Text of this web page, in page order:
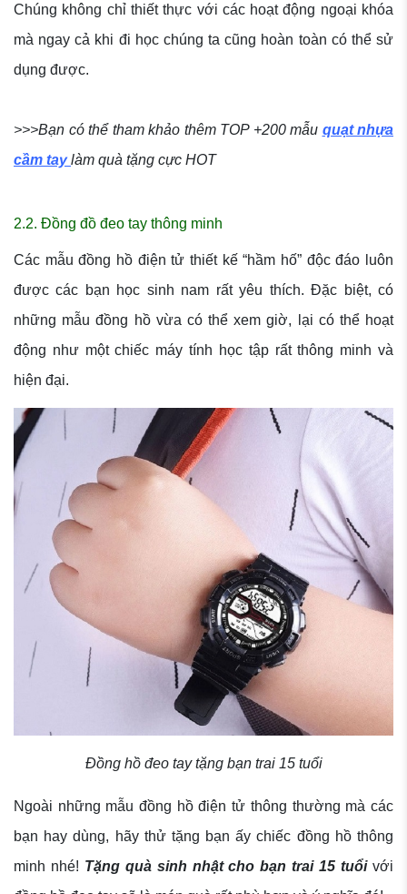
Chúng không chỉ thiết thực với các hoạt động ngoại khóa
mà ngay cả khi đi học chúng ta cũng hoàn toàn có thể sử
dụng được.
>>>Bạn có thể tham khảo thêm TOP +200 mẫu quạt nhựa
cầm taylàm quà tặng cực HOT
2.2. Đồng đồ đeo tay thông minh
Các mẫu đồng hồ điện tử thiết kế “hầm hố” độc đáo luôn
được các bạn học sinh nam rất yêu thích. Đặc biệt, có
những mẫu đồng hồ vừa có thể xem giờ, lại có thể hoạt
động như một chiếc máy tính học tập rất thông minh và
hiện đại.
Đồng hồ đeo tay tặng bạn trai 15 tuổi
Ngoài những mẫu đồng hồ điện tử thông thường mà các
bạn hay dùng, hãy thử tặng bạn ấy chiếc đồng hồ thông
minh nhé! Tặng quà sinh nhật cho bạn trai 15 tuổivới